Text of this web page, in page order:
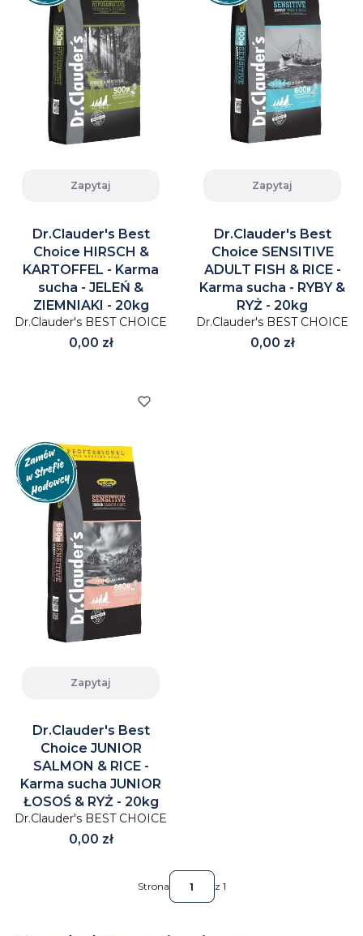
Zapytaj
Dr.Clauder's Best
Choice HIRSCH &
KARTOFFEL - Karma
sucha - JELEŃ &
ZIEMNIAKI - 20kg
Dr.Clauder's BEST CHOICE
Cena
0,00 zł
Zapytaj
Dr.Clauder's Best
Choice SENSITIVE
ADULT FISH & RICE -
Karma sucha - RYBY &
RYŻ - 20kg
Dr.Clauder's BEST CHOICE
Cena
0,00 zł
Zapytaj
Dr.Clauder's Best
Choice JUNIOR
SALMON & RICE -
Karma sucha JUNIOR
ŁOSOŚ & RYŻ - 20kg
Dr.Clauder's BEST CHOICE
Cena
0,00 zł
Strona z 1